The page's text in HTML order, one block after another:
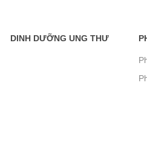
Sữa
thuật,
560.000₫
DINH DƯỠNG UNG THƯ